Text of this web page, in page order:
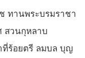
ทานพระบรมราชา
สวนกุหลาบ
ที่ร้อยตรี ลมบล บุญ